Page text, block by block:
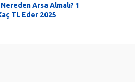
Arsa Almalı? 1
TL Eder 2025